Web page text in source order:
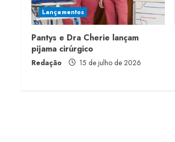
R
e
a
d
Lançamentos
Pantys e Dra Cherie lançam
pijama cirúrgico
Redação 15 de julho de 2026